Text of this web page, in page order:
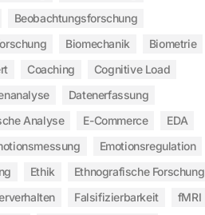
Beobachtungsforschung
Biomechanik
Biometrie
Coaching
Cognitive Load
Datenerfassung
Analyse E-Commerce
EDA
Emotionsregulation
Ethik
Ethnografische Forschung
Falsifizierbarkeit
fMRI